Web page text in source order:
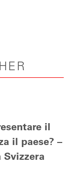
il
il paese? –